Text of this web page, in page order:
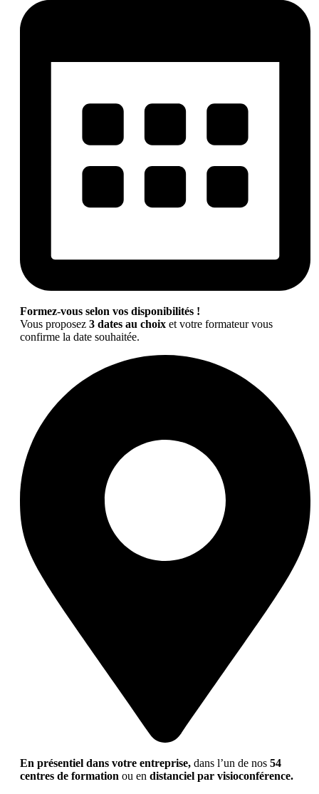
Formez-vous selon vos disponibilités !
Vous proposez 3 dates au choix et votre formateur vous
confirme la date souhaitée.
En présentiel dans votre entreprise, dans l’un de nos 54
centres de formation ou en distanciel par visioconférence.